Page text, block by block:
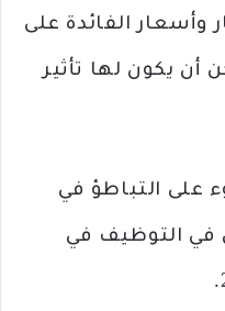
وأسعار الفائدة على
أن يكون لها تأثير
على التباطؤ في
في التوظيف في